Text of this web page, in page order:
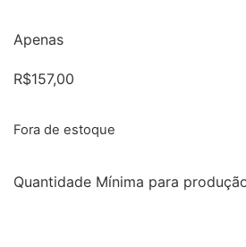
Apenas
R$157,00
Fora de estoque
Quantidade Mínima para